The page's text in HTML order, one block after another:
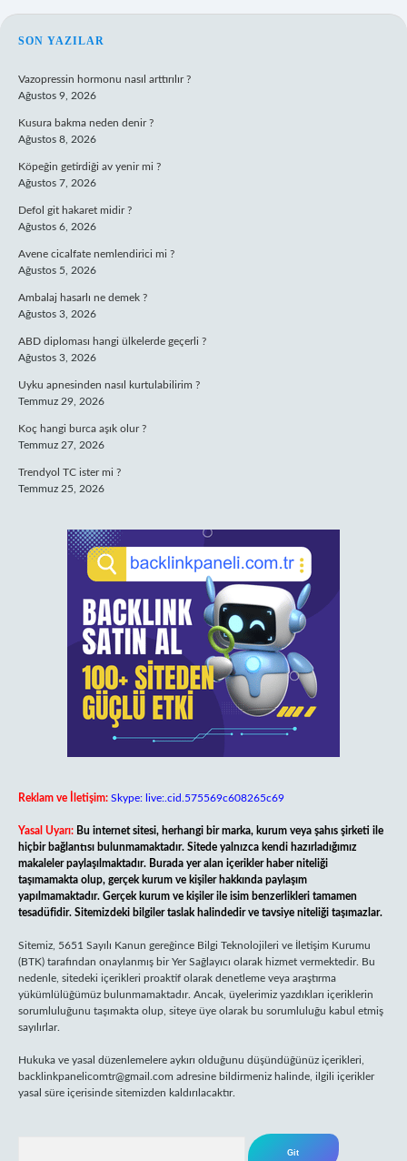
SIDEBAR
SON YAZILAR
Vazopressin hormonu nasıl arttırılır ?
Ağustos 9, 2026
Kusura bakma neden denir ?
Ağustos 8, 2026
Köpeğin getirdiği av yenir mi ?
Ağustos 7, 2026
Defol git hakaret midir ?
Ağustos 6, 2026
Avene cicalfate nemlendirici mi ?
Ağustos 5, 2026
Ambalaj hasarlı ne demek ?
Ağustos 3, 2026
ABD diploması hangi ülkelerde geçerli ?
Ağustos 3, 2026
Uyku apnesinden nasıl kurtulabilirim ?
Temmuz 29, 2026
Koç hangi burca aşık olur ?
Temmuz 27, 2026
Trendyol TC ister mi ?
Temmuz 25, 2026
Reklam ve İletişim: Skype: live:.cid.575569c608265c69
Yasal Uyarı: Bu internet sitesi, herhangi bir marka, kurum veya şahıs şirketi ile
hiçbir bağlantısı bulunmamaktadır. Sitede yalnızca kendi hazırladığımız
makaleler paylaşılmaktadır. Burada yer alan içerikler haber niteliği
taşımamakta olup, gerçek kurum ve kişiler hakkında paylaşım
yapılmamaktadır. Gerçek kurum ve kişiler ile isim benzerlikleri tamamen
tesadüfidir. Sitemizdeki bilgiler taslak halindedir ve tavsiye niteliği taşımazlar.
Sitemiz, 5651 Sayılı Kanun gereğince Bilgi Teknolojileri ve İletişim Kurumu
(BTK) tarafından onaylanmış bir Yer Sağlayıcı olarak hizmet vermektedir. Bu
nedenle, sitedeki içerikleri proaktif olarak denetleme veya araştırma
yükümlülüğümüz bulunmamaktadır. Ancak, üyelerimiz yazdıkları içeriklerin
sorumluluğunu taşımakta olup, siteye üye olarak bu sorumluluğu kabul etmiş
sayılırlar.
Hukuka ve yasal düzenlemelere aykırı olduğunu düşündüğünüz içerikleri,
backlinkpanelicomtr@gmail.com adresine bildirmeniz halinde, ilgili içerikler
yasal süre içerisinde sitemizden kaldırılacaktır.